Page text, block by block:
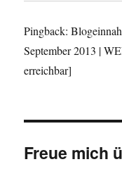
Pingback:
September 2013 |
erreichbar]
Freue mich